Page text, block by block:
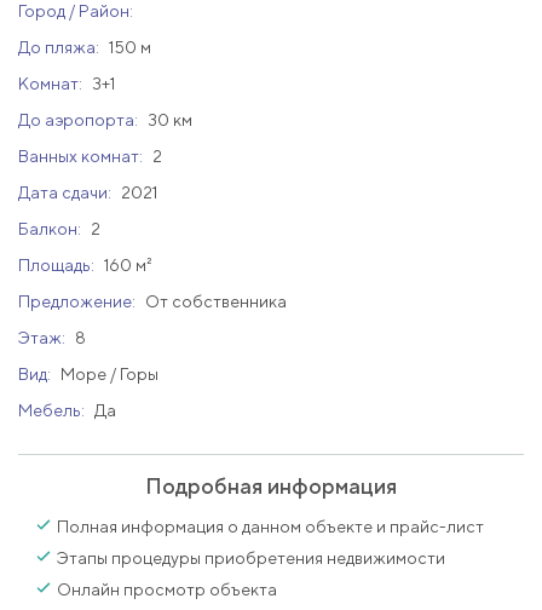
Город / Район:
До пляжа: 150 м
Комнат:
3+1
До аэропорта:
30 км
Ванных комнат:
2
Дата сдачи:
2021
Балкон:
2
Площадь: 160 м²
Предложение:
От собственника
Этаж:
8
Вид:
Море / Горы
Мебель:
Да
Подробная информация
Полная информация о данном объекте и прайс-лист
Этапы процедуры приобретения недвижимости
Онлайн просмотр объекта